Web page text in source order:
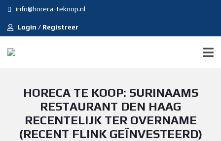
info@horeca-tekoop.nl
Login / Registreer
HORECA TE KOOP: SURINAAMS
RESTAURANT DEN HAAG
RECENTELIJK TER OVERNAME
(RECENT FLINK GEÏNVESTEERD)